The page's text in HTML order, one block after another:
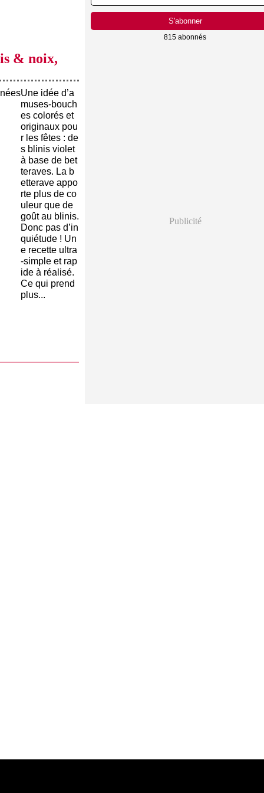
& noix,
Une idée d’a
muses-bouch
es colorés et
originaux pou
r les fêtes : de
s blinis violet
à base de bet
teraves. La b
etterave appo
rte plus de co
uleur que de
goût au blinis.
Donc pas d’in
quiétude ! Un
e recette ultra
-simple et rap
ide à réalisé.
Ce qui prend
plus...
815 abonnés
Publicité